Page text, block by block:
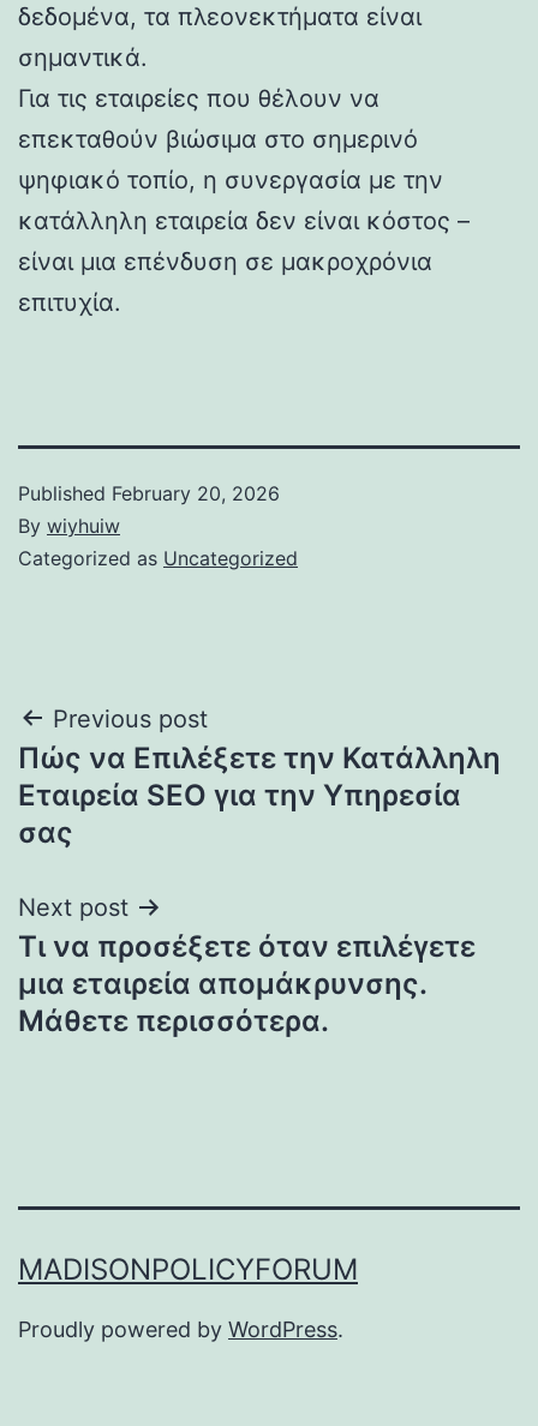
δεδομένα, τα πλεονεκτήματα είναι
σημαντικά.
Για τις εταιρείες που θέλουν να
επεκταθούν βιώσιμα στο σημερινό
ψηφιακό τοπίο, η συνεργασία με την
κατάλληλη εταιρεία δεν είναι κόστος –
είναι μια επένδυση σε μακροχρόνια
επιτυχία.
Published February 20, 2026
By wiyhuiw
Categorized as Uncategorized
Post
navigation
Previous post
Πώς να Επιλέξετε την Κατάλληλη
Εταιρεία SEO για την Υπηρεσία
σας
Next post
Τι να προσέξετε όταν επιλέγετε
μια εταιρεία απομάκρυνσης.
Μάθετε περισσότερα.
MADISONPOLICYFORUM
Proudly powered by WordPress.